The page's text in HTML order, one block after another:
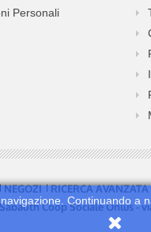
Continuando a
Personali
NEGOZI RICERCA AVANZATA
Coop Sociale Onlus -